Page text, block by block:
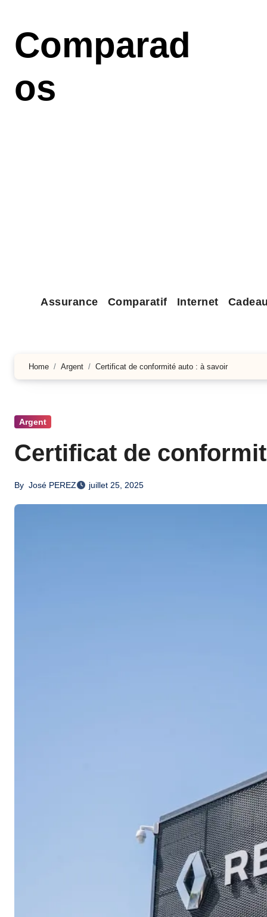
contenu
principal
Comparad
os
Assurance Comparatif Internet
Home Argent Certificat de conformité auto : à savoir
Argent
Certificat de
By José PEREZ juillet 25, 2025